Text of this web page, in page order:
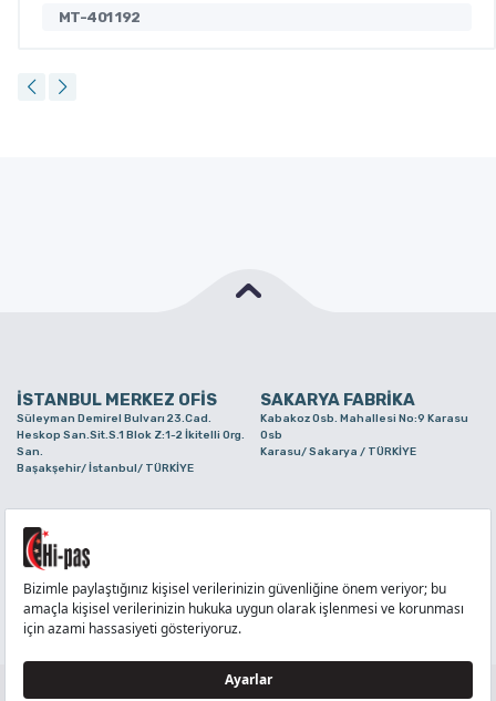
MT-401 192
İSTANBUL MERKEZ OFİS SAKARYA FABRİKA
Süleyman Demirel Bulvarı 23.Cad.
Heskop San.Sit.S.1 Blok Z:1-2 İkitelli Org.
San.
Başakşehir/ İstanbul/ TÜRKİYE
Kabakoz Osb. Mahallesi No:9 Karasu
Osb
Karasu/ Sakarya / TÜRKİYE
Alaaddinbey Mah. Ayfatma Cad. No.11 A/C
Sam.3 Plaza B Blok Nilüfer/ Bursa/
TÜRKİYE
TELEFON
TÜM HAKLARI Hİ-PAŞ PLASTİK EŞYA TİC. VE SAN. LTD. ŞTİ..’E AİTTİR